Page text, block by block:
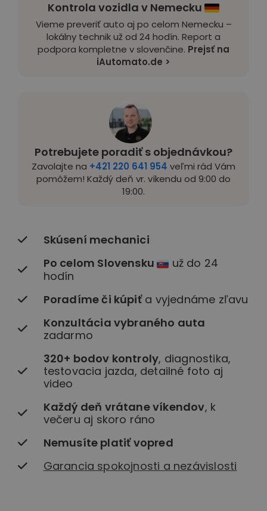
Potrebujete poradiť s objednávkou?
Zavolajte na +421 220 641 954 veľmi rád Vám
pomôžem! Každý deň vr. víkendu od 9:00 do
19:00.
Skúsení mechanici
Po celom Slovensku
už do 24
hodín
Poradíme či kúpiťa vyjednáme zľavu
Konzultácia vybraného auta
zadarmo
320+ bodov kontroly, diagnostika,
testovacia jazda, detailné foto aj
video
Každý deň vrátane víkendov, k
večeru aj skoro ráno
Nemusíte platiť vopred
Garancia spokojnosti a nezávislosti
Kontrola vozidla v Nemecku
Vieme preveriť auto aj po celom Nemecku –
lokálny technik už od 24 hodín. Report a
podpora kompletne v slovenčine. Prejsť na
iAutomato.de >